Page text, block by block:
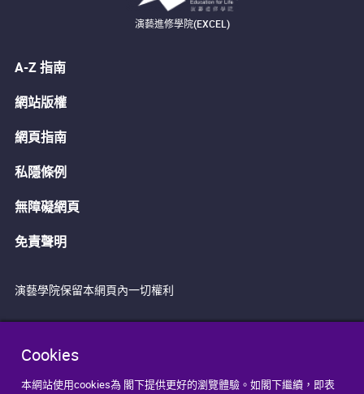
Cookies
本網站使用cookies為 閣下提供更好的瀏覽體驗。如閣下繼續，即表
演藝進修學院(EXCEL)
A-Z 指南
網站版權
網頁指南
私隱條例
無障礙網頁
免責聲明
演藝學院保留本網頁內一切權利